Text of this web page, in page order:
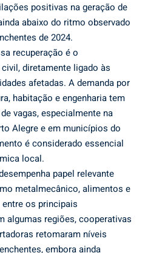
positivas na geração de
abaixo do ritmo observado
de 2024.
recuperação é o
diretamente ligado às
afetadas. A demanda por
habitação e engenharia tem
vagas, especialmente na
Alegre e em municípios do
é considerado essencial
local.
papel relevante
metalmecânico, alimentos e
os principais
algumas regiões, cooperativas
retomaram níveis
embora ainda